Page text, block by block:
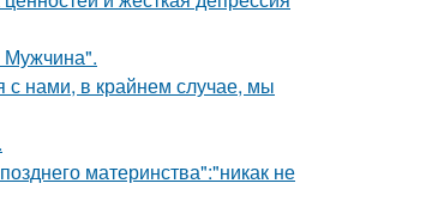
с нами, в крайнем случае, мы
материнства":"никак не